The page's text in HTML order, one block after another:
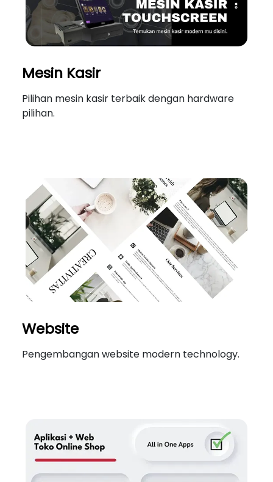
Mesin Kasir
Pilihan mesin kasir terbaik dengan hardware
pilihan.
Website
Pengembangan website modern technology.